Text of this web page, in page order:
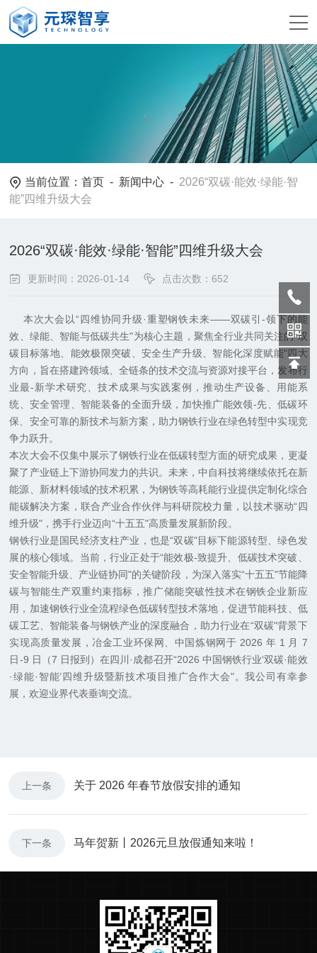
当前位置：首页 - 新闻中心 - 2026“双碳·能效·绿能·智
能”四维升级大会
2026“双碳·能效·绿能·智能”四维升级大会
更新时间：2026-01-14 点击次数：652
本次大会以“四维协同升级·重塑钢铁未来——双碳引-领下的能
效、绿能、智能与低碳共生"为核心主题，聚焦全行业共同关注的“双
碳目标落地、能效极限突破、安全生产升级、智能化深度赋能"四大
方向，旨在搭建跨领域、全链条的技术交流与资源对接平台，发布行
业最-新学术研究、技术成果与实践案例，推动生产设备、用能系
统、安全管理、智能装备的全面升级，加快推广能效领-先、低碳环
保、安全可靠的新技术与新方案，助力钢铁行业在绿色转型中实现竞
争力跃升。
本次大会不仅集中展示了钢铁行业在低碳转型方面的研究成果，更凝
聚了产业链上下游协同发力的共识。未来，中自科技将继续依托在新
能源、新材料领域的技术积累，为钢铁等高耗能行业提供定制化综合
能碳解决方案，联合产业合作伙伴与科研院校力量，以技术驱动“四
维升级"，携手行业迈向“十五五"高质量发展新阶段。
钢铁行业是国民经济支柱产业，也是“双碳"目标下能源转型、绿色发
展的核心领域。当前，行业正处于“能效极-致提升、低碳技术突破、
安全智能升级、产业链协同"的关键阶段，为深入落实“十五五"节能降
碳与智能生产双重约束指标，推广储能突破性技术在钢铁企业新应
用，加速钢铁行业全流程绿色低碳转型技术落地，促进节能科技、低
碳工艺、智能装备与钢铁产业的深度融合，助力行业在“双碳"背景下
实现高质量发展，冶金工业环保网、中国炼钢网于 2026 年 1 月 7
日-9 日（7 日报到）在四川·成都召开“2026 中国钢铁行业‘双碳·能效
·绿能·智能’四维升级暨新技术项目推广合作大会"。我公司有幸参
展，欢迎业界代表垂询交流。
上一条 关于 2026 年春节放假安排的通知
下一条 马年贺新丨2026元旦放假通知来啦！